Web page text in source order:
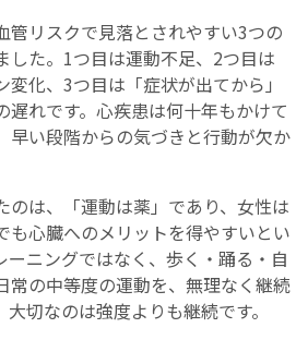
管リスクで見落とされやすい3つの
した。1つ目は運動不足、2つ目は
化、3つ目は「症状が出てから」
遅れです。心疾患は何十年もかけて
早い段階からの気づきと行動が欠か
のは、「運動は薬」であり、女性は
も心臓へのメリットを得やすいとい
ーニングではなく、歩く・踊る・自
常の中等度の運動を、無理なく継続
切なのは強度よりも継続です。